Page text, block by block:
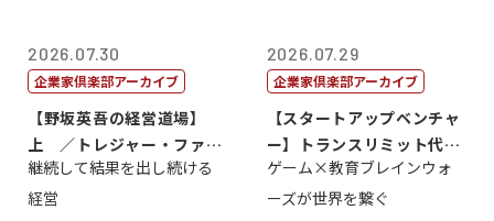
2026.07.30
企業家倶楽部アーカイブ
【野坂英吾の経営道場】
上 ／トレジャー・ファク
トリー社長野坂...
継続して結果を出し続ける
経営
2026.07.29
企業家倶楽部アーカイブ
【スタートアップベンチャ
ー】トランスリミット代表
取締役社長 ...
ゲーム×教育ブレインウォ
ーズが世界を繋ぐ